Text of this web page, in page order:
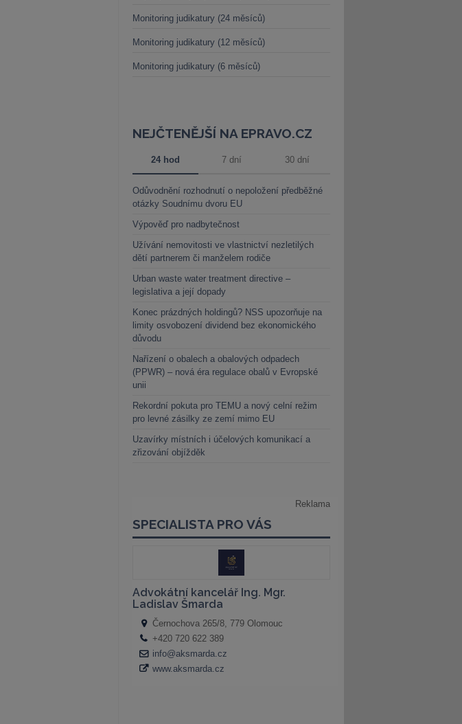
Monitoring judikatury (24 měsíců)
Monitoring judikatury (12 měsíců)
Monitoring judikatury (6 měsíců)
NEJČTENĚJŠÍ NA EPRAVO.CZ
24 hod 7 dní 30 dní
Odůvodnění rozhodnutí o nepoložení předběžné
otázky Soudnímu dvoru EU
Výpověď pro nadbytečnost
Užívání nemovitosti ve vlastnictví nezletilých
dětí partnerem či manželem rodiče
Urban waste water treatment directive –
legislativa a její dopady
Konec prázdných holdingů? NSS upozorňuje na
limity osvobození dividend bez ekonomického
důvodu
Nařízení o obalech a obalových odpadech
(PPWR) – nová éra regulace obalů v Evropské
unii
Rekordní pokuta pro TEMU a nový celní režim
pro levné zásilky ze zemí mimo EU
Uzavírky místních i účelových komunikací a
zřizování objížděk